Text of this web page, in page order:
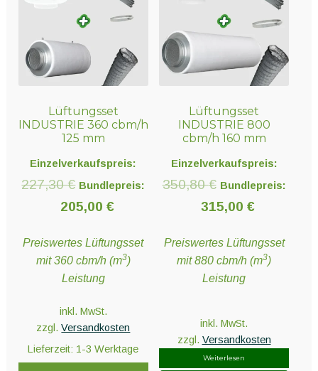
Lüftungsset
INDUSTRIE 360 cbm/h
125 mm
Einzelverkaufspreis:
227,30€ Ursprünglicher
Preis
227,30 €
Bundlepreis:
205,00€Aktueller
ist:
205,00 €.
Preiswertes Lüftungsset
mit 360 cbm/h (m3)
Leistung
inkl. MwSt.
zzgl.Versandkosten
Lieferzeit: 1-3 Werktage
Lüftungsset
INDUSTRIE 800
cbm/h 160 mm
Einzelverkaufspreis:
350,80€ Ursprünglicher
Preis
350,80 €
Bundlepreis:
315,00€Aktueller
ist:
315,00 €.
Preiswertes Lüftungsset
mit 880 cbm/h (m3)
Leistung
inkl. MwSt.
zzgl. Versandkosten
Weiterlesen